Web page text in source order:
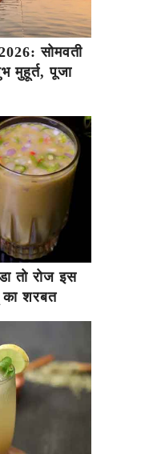
सोमवती
मुहूर्त, पूजा
तो रोज इस
का शरबत